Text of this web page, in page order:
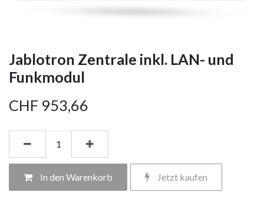
Jablotron Zentrale inkl. LAN- und
Funkmodul
CHF 953,66
In den Warenkorb Jetzt kaufen